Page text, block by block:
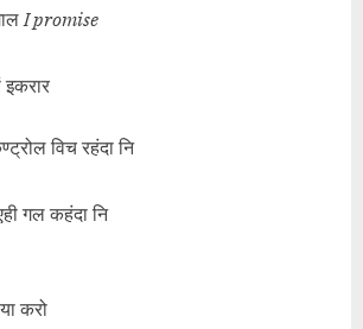
I promise
विच रहंदा नि
गल कहंदा नि
करो